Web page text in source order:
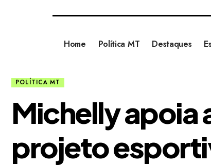
Home Política MT Destaques
POLÍTICA MT
Michelly apoia
projeto